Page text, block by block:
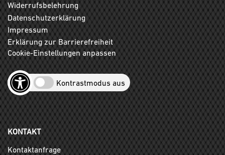
Widerrufsbelehrung
Datenschutzerklärung
Impressum
Erklärung zur Barrierefreiheit
Cookie-Einstellungen anpassen
Kontrastmodus aus
KONTAKT
Kontaktanfrage